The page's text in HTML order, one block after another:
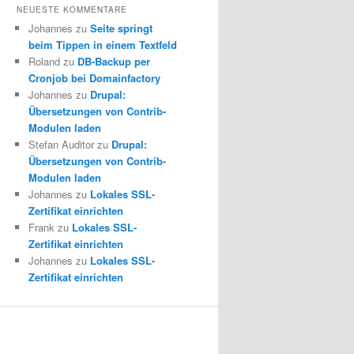
NEUESTE KOMMENTARE
Johannes zu Seite springt
beim Tippen in einem Textfeld
Roland zu DB-Backup per
Cronjob bei Domainfactory
Johannes zu Drupal:
Übersetzungen von Contrib-
Modulen laden
Stefan Auditor zu Drupal:
Übersetzungen von Contrib-
Modulen laden
Johannes zu Lokales SSL-
Zertifikat einrichten
Frank zu Lokales SSL-
Zertifikat einrichten
Johannes zu Lokales SSL-
Zertifikat einrichten